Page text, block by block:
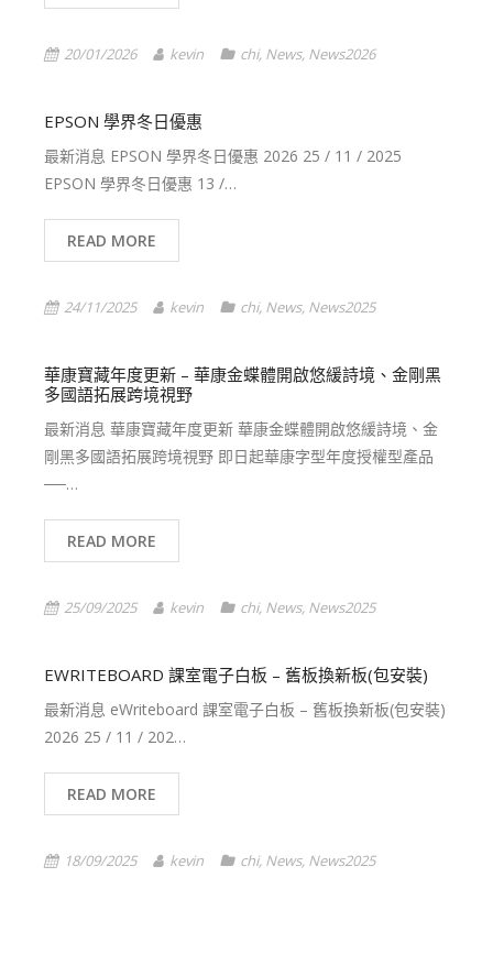
20/01/2026 kevin chi, News, News2026
EPSON 學界冬日優惠
最新消息 EPSON 學界冬日優惠 2026 25 / 11 / 2025
EPSON 學界冬日優惠 13 /…
READ MORE
24/11/2025 kevin chi, News, News2025
華康寶藏年度更新 – 華康金蝶體開啟悠緩詩境、金剛黑
多國語拓展跨境視野
最新消息 華康寶藏年度更新 華康金蝶體開啟悠緩詩境、金
剛黑多國語拓展跨境視野 即日起華康字型年度授權型產品
──…
READ MORE
25/09/2025 kevin chi, News, News2025
EWRITEBOARD 課室電子白板 – 舊板換新板(包安裝)
最新消息 eWriteboard 課室電子白板 – 舊板換新板(包安裝)
2026 25 / 11 / 202…
READ MORE
18/09/2025 kevin chi, News, News2025